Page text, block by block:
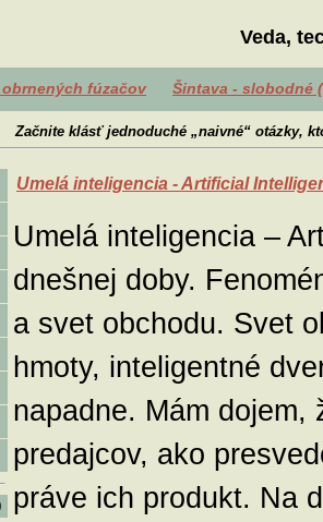
Veda,
fúzačov Šintava - slobodné
Začnite klásť jednoduché „naivné“ otázky,
Umelá inteligencia - Artificial
Umelá inteligencia –
dnešnej doby.
a svet obchodu. Svet
hmoty, inteligentné
napadne. Mám dojem,
predajcov, ako
práve ich produkt. Na